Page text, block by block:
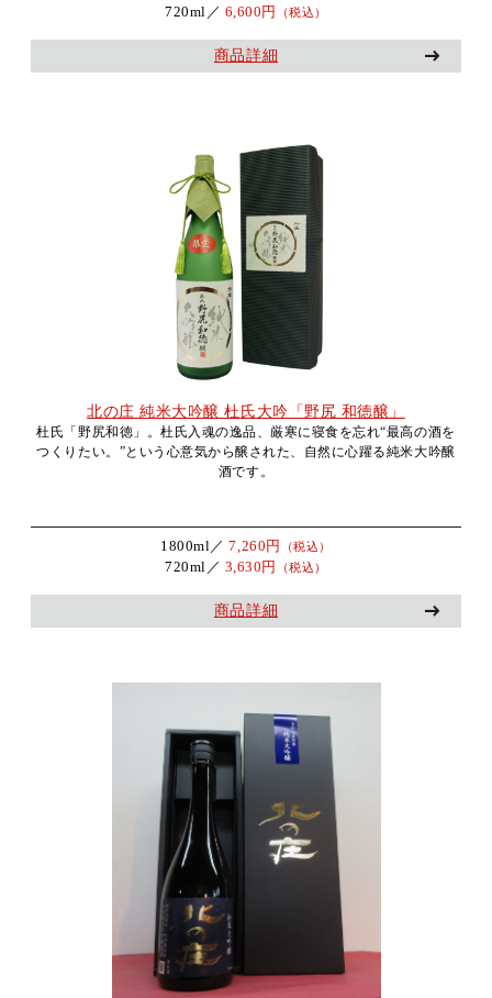
720ml／ 6,600円 （税込）
商品詳細
北の庄 純米大吟醸 杜氏大吟「野尻 和徳醸」
杜氏「野尻和徳」。杜氏入魂の逸品、厳寒に寝食を忘れ“最高の酒を
つくりたい。”という心意気から醸された、自然に心躍る純米大吟醸
酒です。
1800ml／7,260円 （税込）
720ml／ 3,630円 （税込）
商品詳細